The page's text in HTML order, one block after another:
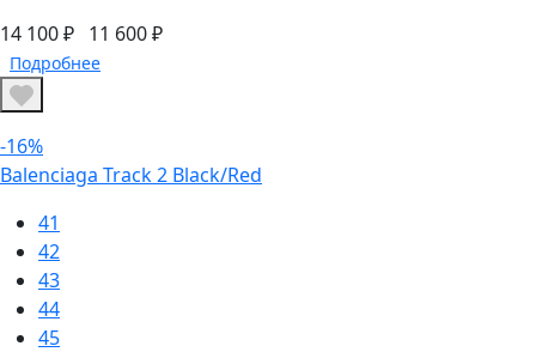
14 100 ₽ 11 600 ₽
Подробнее
-16%
Balenciaga Track 2 Black/Red
41
42
43
44
45